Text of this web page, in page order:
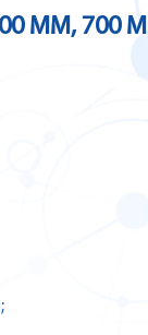
ММ, 700